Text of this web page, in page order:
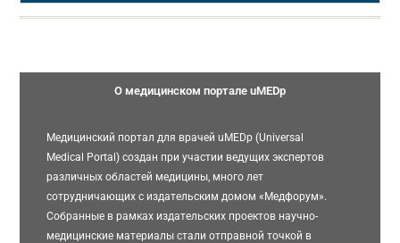
О медицинском портале uMEDp
Медицинский портал для врачей uMEDp (Universal
Medical Portal) создан при участии ведущих экспертов
различных областей медицины, много лет
сотрудничающих с издательским домом «Медфорум».
Собранные в рамках издательских проектов научно-
медицинские материалы стали отправной точкой в